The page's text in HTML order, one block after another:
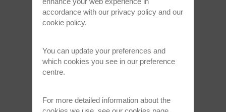
第19回共焦点ラマンイメージングシン
ポジウムレポート：さらに多様なテー
accordance with our privacy policy and our
cookie policy.
You can update your preferences and
which cookies you see in our preference
centre.
For more detailed information about the